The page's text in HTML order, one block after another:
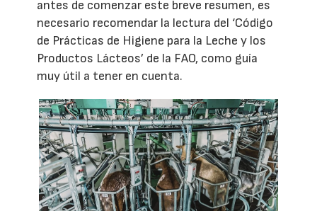
antes de comenzar este breve resumen, es
necesario recomendar la lectura del ‘Código
de Prácticas de Higiene para la Leche y los
Productos Lácteos’ de la FAO, como guía
muy útil a tener en cuenta.